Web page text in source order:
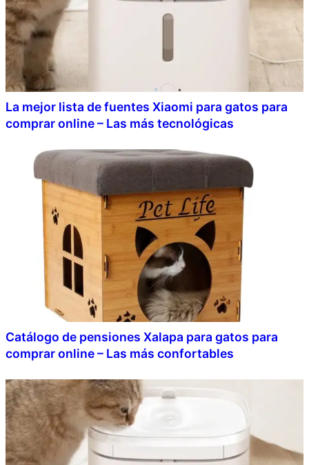
La mejor lista de fuentes Xiaomi para gatos para
comprar online – Las más tecnológicas
Catálogo de pensiones Xalapa para gatos para
comprar online – Las más confortables